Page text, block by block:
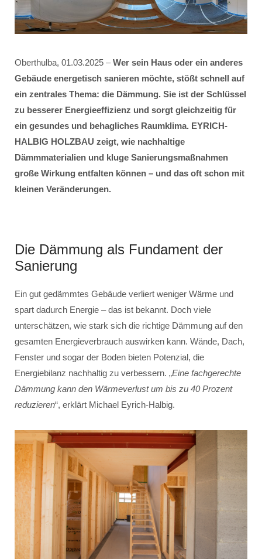
Oberthulba, 01.03.2025 –Wer sein Haus oder ein anderes
Gebäude energetisch sanieren möchte, stößt schnell auf
ein zentrales Thema: die Dämmung. Sie ist der Schlüssel
zu besserer Energieeffizienz und sorgt gleichzeitig für
ein gesundes und behagliches Raumklima. EYRICH-
HALBIG HOLZBAU zeigt, wie nachhaltige
Dämmmaterialien und kluge Sanierungsmaßnahmen
große Wirkung entfalten können – und das oft schon mit
kleinen Veränderungen.
Die Dämmung als Fundament der
Sanierung
Ein gut gedämmtes Gebäude verliert weniger Wärme und
spart dadurch Energie – das ist bekannt. Doch viele
unterschätzen, wie stark sich die richtige Dämmung auf den
gesamten Energieverbrauch auswirken kann. Wände, Dach,
Fenster und sogar der Boden bieten Potenzial, die
Energiebilanz nachhaltig zu verbessern. „Eine fachgerechte
Dämmung kann den Wärmeverlust um bis zu 40 Prozent
reduzieren“, erklärt Michael Eyrich-Halbig.